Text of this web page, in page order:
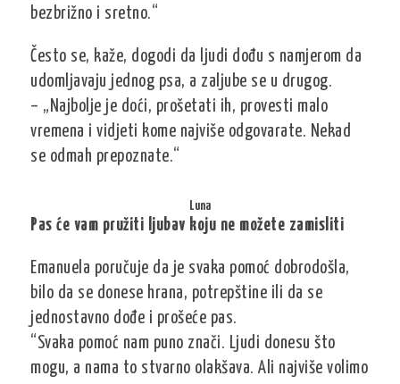
bezbrižno i sretno.“
Često se, kaže, dogodi da ljudi dođu s namjerom da
udomljavaju jednog psa, a zaljube se u drugog.
– „Najbolje je doći, prošetati ih, provesti malo
vremena i vidjeti kome najviše odgovarate. Nekad
se odmah prepoznate.“
Luna
Pas će vam pružiti ljubav koju ne možete zamisliti
Emanuela poručuje da je svaka pomoć dobrodošla,
bilo da se donese hrana, potrepštine ili da se
jednostavno dođe i prošeće pas.
“Svaka pomoć nam puno znači. Ljudi donesu što
mogu, a nama to stvarno olakšava. Ali najviše volimo